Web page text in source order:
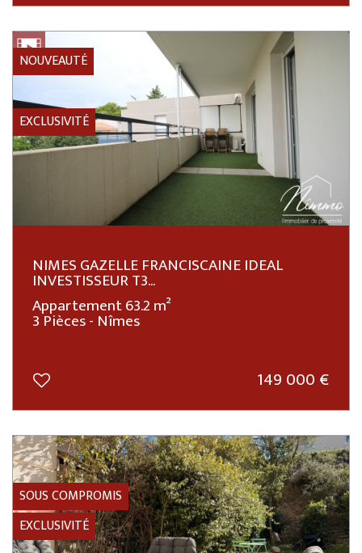
EXCLUSIVITÉ
NOUVEAUTÉ
NIMES GAZELLE FRANCISCAINE IDEAL
INVESTISSEUR T3...
Appartement 63.2 m²
3 Pièces - Nîmes
149 000 €
SOUS COMPROMIS
EXCLUSIVITÉ